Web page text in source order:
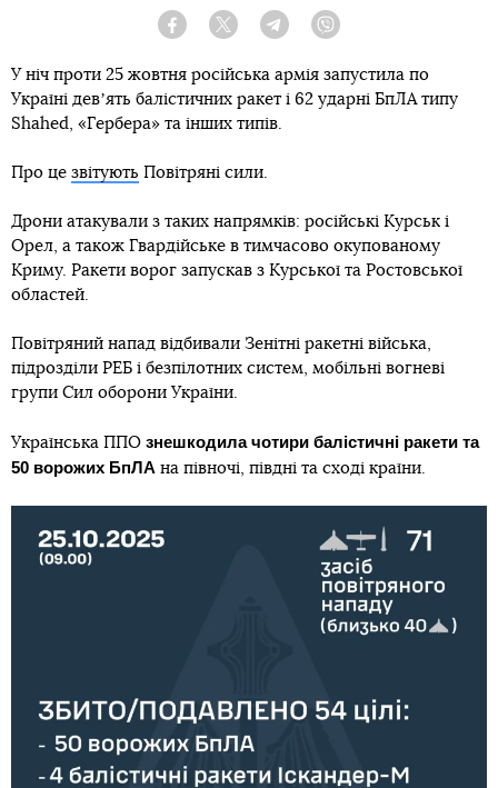
Facebook Twitter Telegram
У ніч проти 25 жовтня російська армія запустила по
Україні девʼять балістичних ракет і 62 ударні БпЛА типу
Shahed, «Гербера» та інших типів.
Про це звітують Повітряні сили.
Дрони атакували з таких напрямків: російські Курськ і
Орел, а також Гвардійське в тимчасово окупованому
Криму. Ракети ворог запускав з Курської та Ростовської
областей.
Повітряний напад відбивали Зенітні ракетні війська,
підрозділи РЕБ і безпілотних систем, мобільні вогневі
групи Сил оборони України.
Українська ППО знешкодила чотири балістичні ракети та
50 ворожих БпЛА на півночі, півдні та сході країни.